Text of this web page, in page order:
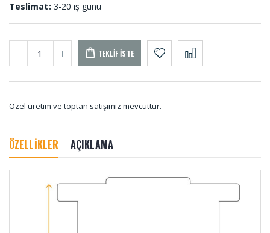
Teslimat: 3-20 iş günü
TEKLIF İSTE
Özel üretim ve toptan satışımız mevcuttur.
ÖZELLİKLER AÇIKLAMA